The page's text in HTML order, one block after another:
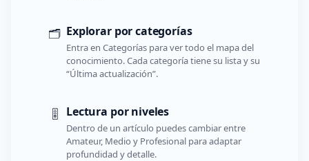
🗂️ Explorar por categorías
Entra en Categorías para ver todo el mapa del
conocimiento. Cada categoría tiene su lista y su
“Última actualización”.
🎚️ Lectura por niveles
Dentro de un artículo puedes cambiar entre
Amateur, Medio y Profesional para adaptar
profundidad y detalle.